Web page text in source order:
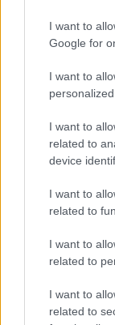
I want to
Google for
I want to
I want to
related to
device
I want to
related to
I want to
related to
I want to
related to